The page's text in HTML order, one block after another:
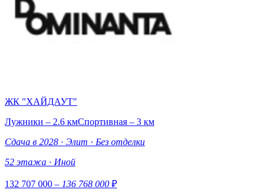
ЖК "ХАЙДАУТ"
Лужники – 2.6 кмСпортивная – 3 км
Сдача в 2028 · Элит · Без отделки
52 этажа · Иной
132 707 000 – 136 768 000 ₽